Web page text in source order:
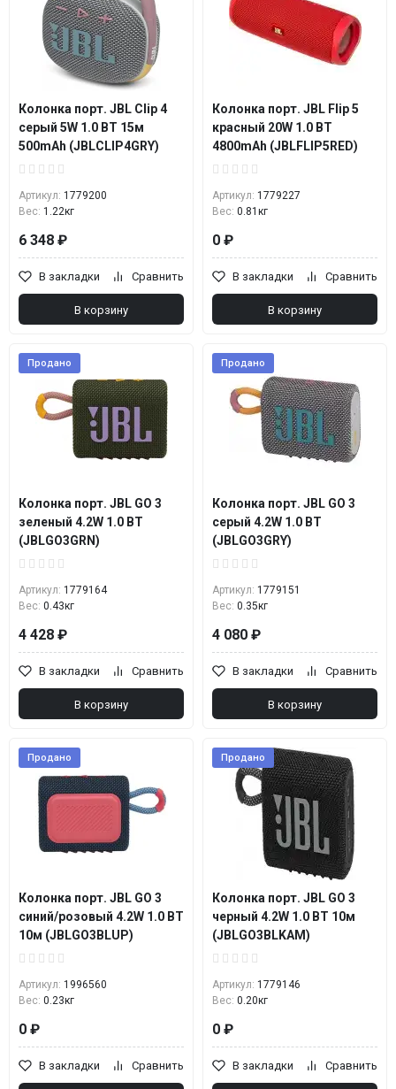
Колонка порт. JBL Clip 4
серый 5W 1.0 BT 15м
500mAh (JBLCLIP4GRY)
Артикул: 1779200
Вес: 1.22кг
6 348 ₽
В закладки Сравнить
В корзину
Колонка порт. JBL Flip 5
красный 20W 1.0 BT
4800mAh (JBLFLIP5RED)
Артикул: 1779227
Вес: 0.81кг
0 ₽
В закладки Сравнить
В корзину
Продано
Колонка порт. JBL GO 3
зеленый 4.2W 1.0 BT
(JBLGO3GRN)
Артикул: 1779164
Вес: 0.43кг
4 428 ₽
В закладки Сравнить
В корзину
Продано
Колонка порт. JBL GO 3
серый 4.2W 1.0 BT
(JBLGO3GRY)
Артикул: 1779151
Вес: 0.35кг
4 080 ₽
В закладки Сравнить
В корзину
Продано
Колонка порт. JBL GO 3
синий/розовый 4.2W 1.0 BT
10м (JBLGO3BLUP)
Артикул: 1996560
Вес: 0.23кг
0 ₽
В закладки Сравнить
Продано
Колонка порт. JBL GO 3
черный 4.2W 1.0 BT 10м
(JBLGO3BLKAM)
Артикул: 1779146
Вес: 0.20кг
0 ₽
В закладки Сравнить